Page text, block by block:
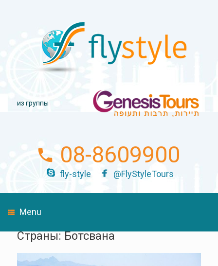
из группы
08-8609900
fly-style @FlyStyleTours
Menu
Страны: Ботсвана